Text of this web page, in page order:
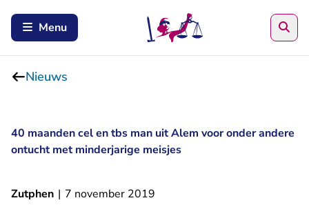
Menu
Nieuws
40 maanden cel en tbs man uit Alem voor onder andere
ontucht met minderjarige meisjes
Zutphen | 7 november 2019